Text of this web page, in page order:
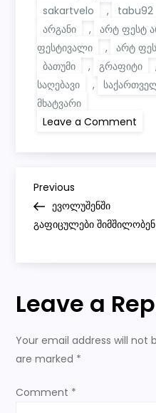
sakartvelo
, tabu92
არგანი
, არტ ფესტ
ფესტივალი
, არტ
ბათუმი
, გრაფიტი
საღებავი
,
მხატვარი
Leave a Comment
—
/
P
o
s
t
a
v
Previous
Post
Previous
ევოლუშენში
გაფიცულები შიმშილობენ
Leave a
Your email address will not
are marked *
Comment *